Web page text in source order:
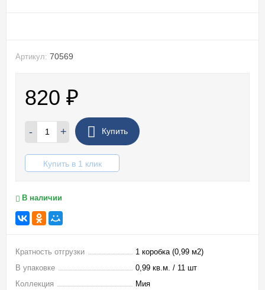
Артикул: 70569
820 ₽
- + Купить
Купить в 1 клик
В наличии
Кратность отгрузки
1 коробка (0,99 м2)
В упаковке
0,99 кв.м. / 11 шт
Коллекция
Мия